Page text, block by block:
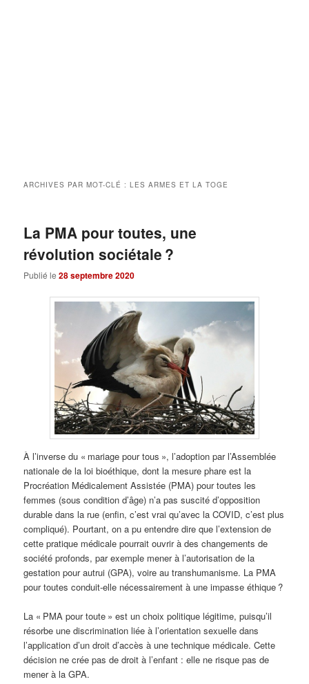
ARCHIVES PAR MOT-CLÉ :LES ARMES ET LA TOGE
La PMA pour toutes, une
révolution sociétale ?
Publié le28 septembre 2020
À l’inverse du « mariage pour tous », l’adoption par l’Assemblée
nationale de la loi bioéthique, dont la mesure phare est la
Procréation Médicalement Assistée (PMA) pour toutes les
femmes (sous condition d’âge) n’a pas suscité d’opposition
durable dans la rue (enfin, c’est vrai qu’avec la COVID, c’est plus
compliqué). Pourtant, on a pu entendre dire que l’extension de
cette pratique médicale pourrait ouvrir à des changements de
société profonds, par exemple mener à l’autorisation de la
gestation pour autrui (GPA), voire au transhumanisme. La PMA
pour toutes conduit-elle nécessairement à une impasse éthique ?
La « PMA pour toute » est un choix politique légitime, puisqu’il
résorbe une discrimination liée à l’orientation sexuelle dans
l’application d’un droit d’accès à une technique médicale. Cette
décision ne crée pas de droit à l’enfant : elle ne risque pas de
mener à la GPA.